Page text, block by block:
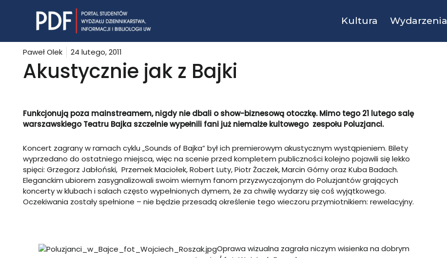
Kultura Wydarzenia
Paweł Olek 24 lutego, 2011
Akustycznie jak z Bajki
Funkcjonują poza mainstreamem, nigdy nie dbali o show-biznesową otoczkę. Mimo tego 21 lutego salę
warszawskiego Teatru Bajka szczelnie wypełnili fani już niemalże kultowego zespołu Poluzjanci.
Koncert zagrany w ramach cyklu „Sounds of Bajka” był ich premierowym akustycznym wystąpieniem. Bilety
wyprzedano do ostatniego miejsca, więc na scenie przed kompletem publiczności kolejno pojawili się lekko
spięci: Grzegorz Jabłoński, Przemek Maciołek, Robert Luty, Piotr Żaczek, Marcin Górny oraz Kuba Badach.
Eleganckim ubiorem zasygnalizowali swoim wiernym fanom przyzwyczajonym do Poluzjantów grających
koncerty w klubach i salach często wypełnionych dymem, że za chwilę wydarzy się coś wyjątkowego.
Oczekiwania zostały spełnione – nie będzie przesadą określenie tego wieczoru przymiotnikiem: rewelacyjny.
Oprawa wizualna zagrała niczym wisienka na dobrym